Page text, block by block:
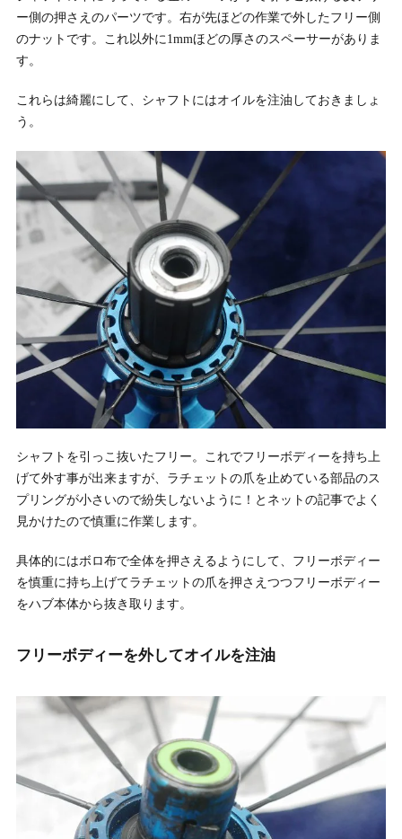
ー側の押さえのパーツです。右が先ほどの作業で外したフリー側
のナットです。これ以外に1mmほどの厚さのスペーサーがありま
す。
これらは綺麗にして、シャフトにはオイルを注油しておきましょ
う。
シャフトを引っこ抜いたフリー。これでフリーボディーを持ち上
げて外す事が出来ますが、ラチェットの爪を止めている部品のス
プリングが小さいので紛失しないように！とネットの記事でよく
見かけたので慎重に作業します。
具体的にはボロ布で全体を押さえるようにして、フリーボディー
を慎重に持ち上げてラチェットの爪を押さえつつフリーボディー
をハブ本体から抜き取ります。
フリーボディーを外してオイルを注油